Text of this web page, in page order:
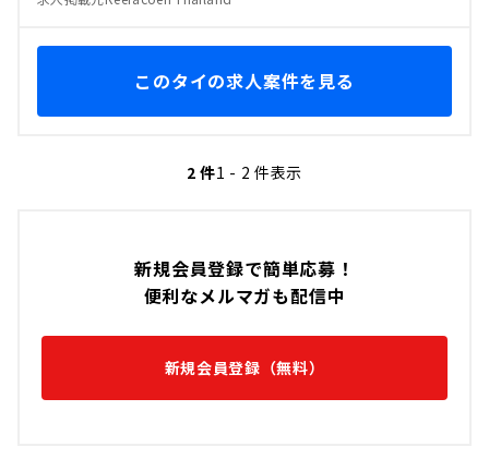
新規会員登録で簡単応募！
便利なメルマガも配信中
新規会員登録（無料）
このタイの求人案件を見る
2 件1 - 2 件表示